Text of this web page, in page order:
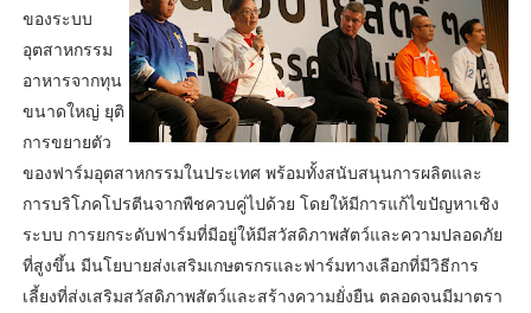
ของระบบ
อุตสาหกรรม
อาหารจากทุน
ขนาดใหญ่ ยุติ
การขยายตัว
ของฟาร์มอุตสาหกรรมในประเทศ พร้อมทั้งสนับสนุนการผลิตและ
การบริโภคโปรตีนจากพืชควบคู่ไปด้วย โดยให้มีการแก้ไขปัญหาเชิง
ระบบ การยกระดับฟาร์มที่มีอยู่ให้มีสวัสดิภาพสัตว์และความปลอดภัย
ที่สูงขึ้น มีนโยบายส่งเสริมเกษตรกรและฟาร์มทางเลือกที่มีวิธีการ
เลี้ยงที่ส่งเสริมสวัสดิภาพสัตว์และสร้างความยั่งยืน ตลอดจนมีมาตรา